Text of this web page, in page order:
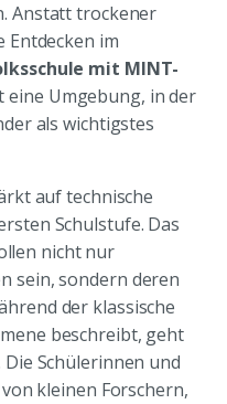
Anstatt trockener
Entdecken im
mit MINT-
eine Umgebung, in der
als wichtigstes
auf technische
Schulstufe. Das
nicht nur
sein, sondern deren
der klassische
beschreibt, geht
Schülerinnen und
kleinen Forschern,